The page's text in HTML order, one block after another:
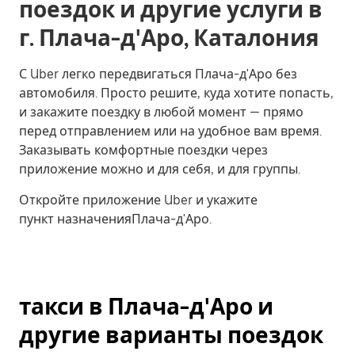
поездок и другие услуги в
г. Плача-д'Аро, Каталония
С Uber легко передвигаться Плача-д'Аро без
автомобиля. Просто решите, куда хотите попасть,
и закажите поездку в любой момент — прямо
перед отправлением или на удобное вам время.
Заказывать комфортные поездки через
приложение можно и для себя, и для группы.
Откройте приложение Uber и укажите
пункт назначенияПлача-д'Аро.
такси в Плача-д'Аро и
другие варианты поездок